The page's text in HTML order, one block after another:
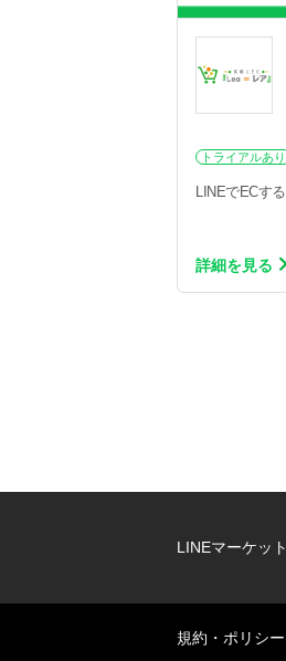
トライアルあり
LINEでECす
詳細を見る
LINEマーケッ
規約・ポリシー